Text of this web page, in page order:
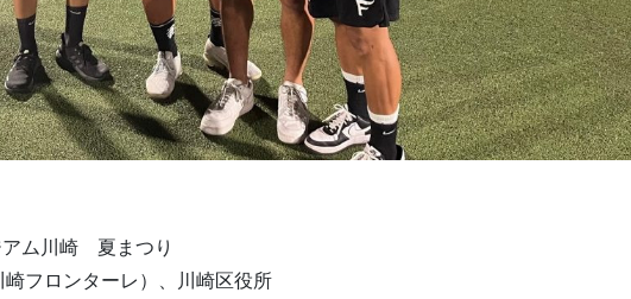
ム川崎 夏まつり
フロンターレ）、川崎区役所